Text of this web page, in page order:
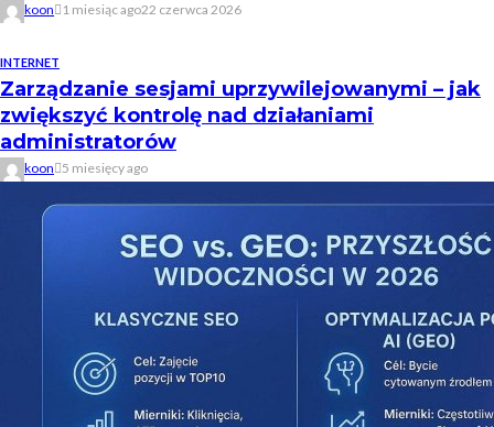
koon 1 miesiąc ago22 czerwca 2026
INTERNET
Zarządzanie sesjami uprzywilejowanymi – jak
zwiększyć kontrolę nad działaniami
administratorów
koon 5 miesięcy ago